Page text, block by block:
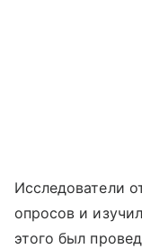
Исследователи
опросов и
этого был